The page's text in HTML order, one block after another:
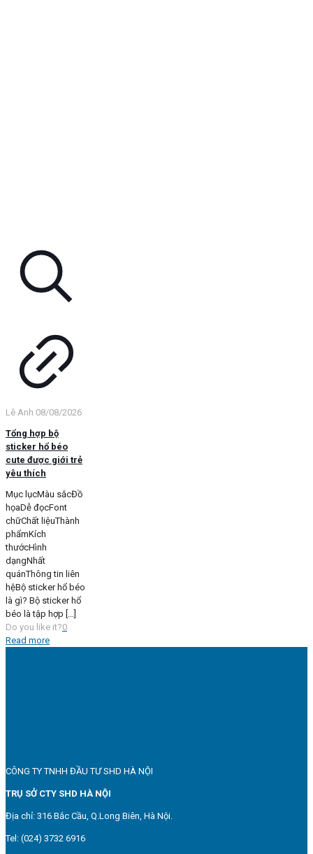
Lê Anh 08/08/2026
Tổng hợp bộ
sticker hổ béo
cute được giới trẻ
yêu thích
Mục lụcMàu sắcĐồ
họaDễ đọcFont
chữChất liệuThành
phẩmKích
thướcHình
dạngNhất
quánThông tin liên
hệBộ sticker hổ béo
là gì? Bộ sticker hổ
béo là tập hợp
Do you like it?0
Read more
CÔNG TY TNHH ĐẦU TƯ SHD HÀ NỘI
TRỤ SỞ CTY SHD HÀ NỘI
Địa chỉ: 316 Bắc Cầu, Q.Long Biên, Hà Nội.
Tel: (024) 3732 6916